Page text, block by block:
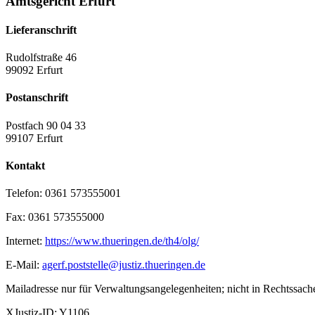
Lieferanschrift
Rudolfstraße 46
99092 Erfurt
Postanschrift
Postfach 90 04 33
99107 Erfurt
Kontakt
Telefon: 0361 573555001
Fax: 0361 573555000
Internet: https://www.thueringen.de/th4/olg/
E-Mail: agerf.poststelle@justiz.thueringen.de
Mailadresse nur für Verwaltungsangelegenheiten; nicht in